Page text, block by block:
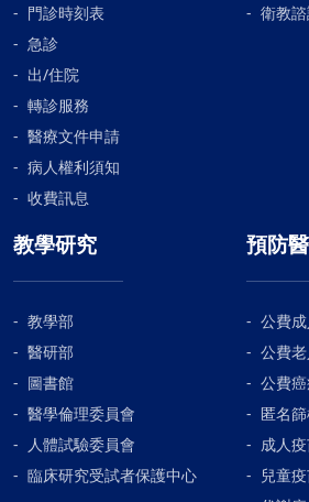
門診時刻表
急診
出/住院
轉診服務
醫療文件申請
病人權利須知
收費訊息
衛教
教學研究
教學部
醫研部
圖書館
醫學倫理委員會
人體試驗委員會
臨床研究受試者保護中心
預防
公費
公費
公費
匿名
成人
兒童